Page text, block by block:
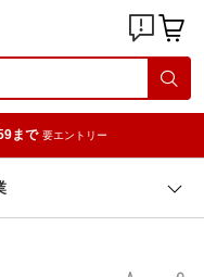
まで 要エントリー